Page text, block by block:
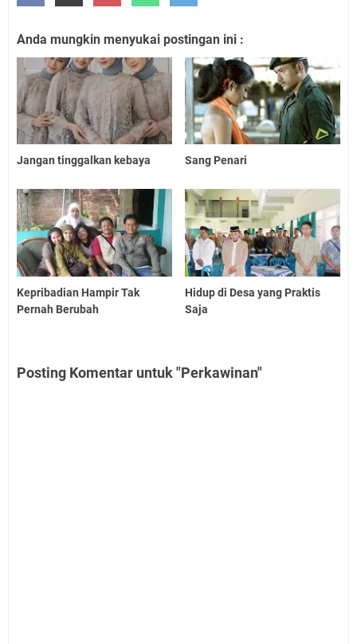
Anda mungkin menyukai postingan ini :
Jangan tinggalkan kebaya Sang Penari
Kepribadian Hampir Tak
Pernah Berubah
Hidup di Desa yang Praktis
Saja
Posting Komentar untuk "Perkawinan"